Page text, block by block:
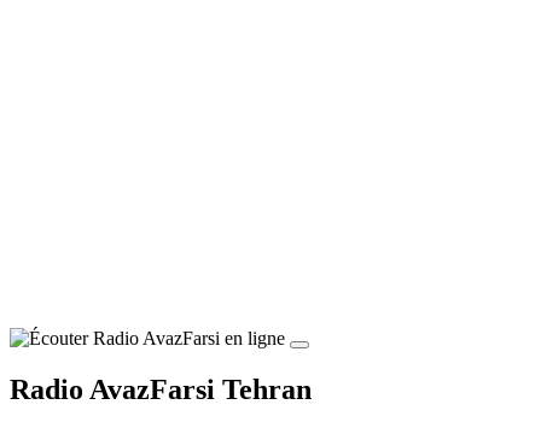
Radio AvazFarsi Tehran